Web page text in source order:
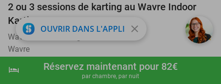
shopping_cart Réserver maintenant
hotel Réservez maintenant pour 82€
par chambre, par nuit
29%
2 ou 3 sessions de karting au Wavre Indoor
Karting
Wavre Indoor Karting 9.8star
Wavre
Vendu : 201
Régulier
OUVRIR DANS L'APPLI close